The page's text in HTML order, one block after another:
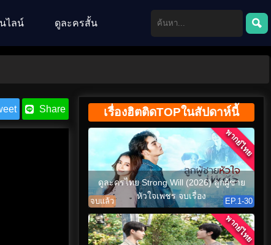
ไลน์ ดูละครสั้น
Share เรื่องฮิตติดTOPในสัปดาห์นี้
ดูละครไทย Strong Will (2026) ลูกผู้ชาย
หัวใจเพชร จบเรื่อง
จบแล้ว EP.1-30
พากย์ไทย
พากย์ไทย